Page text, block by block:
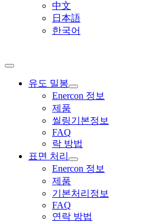
中文
日本語
한국어
유도 밀봉
Enercon 정보
제품
씰링기본정보
FAQ
락 방법
표면 처리
Enercon 정보
제품
기본처리정보
FAQ
연락 방법